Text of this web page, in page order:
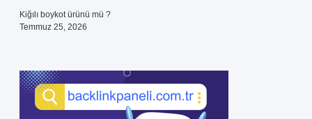
Kiğılı boykot ürünü mü ?
Temmuz 25, 2026